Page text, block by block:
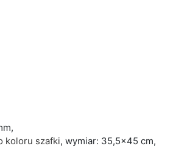
koloru szafki, wymiar: 35,5x45 cm,